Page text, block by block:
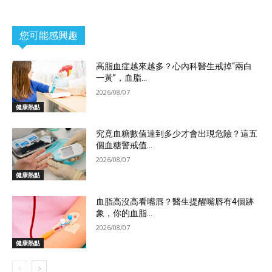
您可能感興趣
健康熱點
高脂血症越來越多？心內科醫生戒掉“兩白
一黃”，血脂...
2026/08/07
健康熱點
究竟血糖數值達到多少才會出現危險？這五
個血糖警戒值...
2026/08/07
健康熱點
血脂高沒高看嘴唇？醫生提醒嘴唇有4個跡
象，你的血脂...
2026/08/07